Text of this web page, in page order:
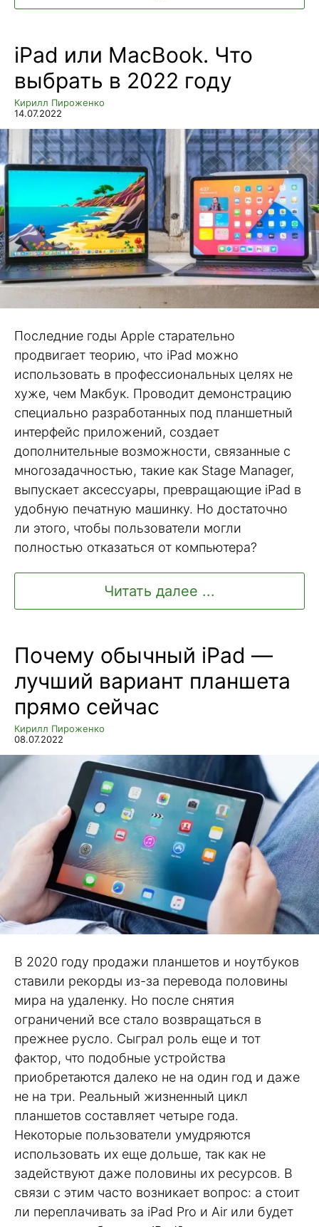
iPad или MacBook. Что
выбрать в 2022 году
Кирилл Пироженко
14.07.2022
Последние годы Apple старательно
продвигает теорию, что iPad можно
использовать в профессиональных целях не
хуже, чем Макбук. Проводит демонстрацию
специально разработанных под планшетный
интерфейс приложений, создает
дополнительные возможности, связанные с
многозадачностью, такие как Stage Manager,
выпускает аксессуары, превращающие iPad в
удобную печатную машинку. Но достаточно
ли этого, чтобы пользователи могли
полностью отказаться от компьютера?
Читать далее ...
Почему обычный iPad —
лучший вариант планшета
прямо сейчас
Кирилл Пироженко
08.07.2022
В 2020 году продажи планшетов и ноутбуков
ставили рекорды из-за перевода половины
мира на удаленку. Но после снятия
ограничений все стало возвращаться в
прежнее русло. Сыграл роль еще и тот
фактор, что подобные устройства
приобретаются далеко не на один год и даже
не на три. Реальный жизненный цикл
планшетов составляет четыре года.
Некоторые пользователи умудряются
использовать их еще дольше, так как не
задействуют даже половины их ресурсов. В
связи с этим часто возникает вопрос: а стоит
ли переплачивать за iPad Pro и Air или будет